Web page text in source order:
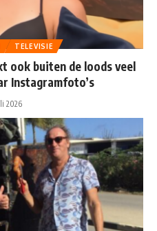
TELEVISIE
ook buiten de loods veel
Instagramfoto’s
2026